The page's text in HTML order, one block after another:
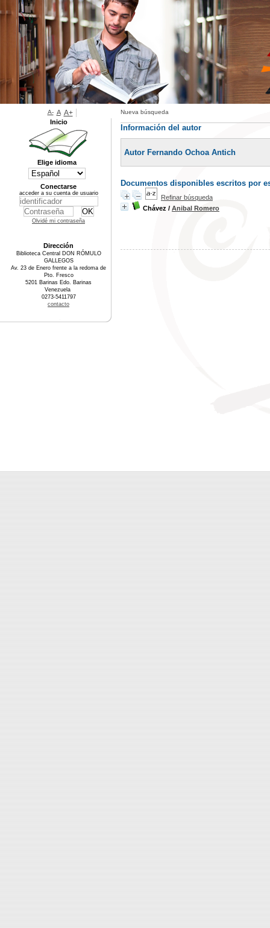
Nueva búsqueda
Información del autor
Autor Fernando Ochoa Antich
Documentos disponibles escritos por
Refinar búsqueda
Chávez / Anibal Romero
A- A A+
Inicio
Elige idioma
Conectarse
acceder a su cuenta de usuario
Olvidé mi contraseña
Dirección
Biblioteca Central DON RÓMULO
GALLEGOS
Av. 23 de Enero frente a la redoma de
Pto. Fresco
5201 Barinas Edo. Barinas
Venezuela
0273-5411797
contacto